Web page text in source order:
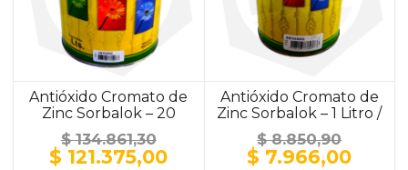
Antióxido Cromato de
Zinc Sorbalok – 20
Litros / GRIS
$134.861,30
El
$ 121.375,00El
Antióxido Cromato de
Zinc Sorbalok – 1 Litro /
GRIS
$8.850,90
El
$ 7.966,00El